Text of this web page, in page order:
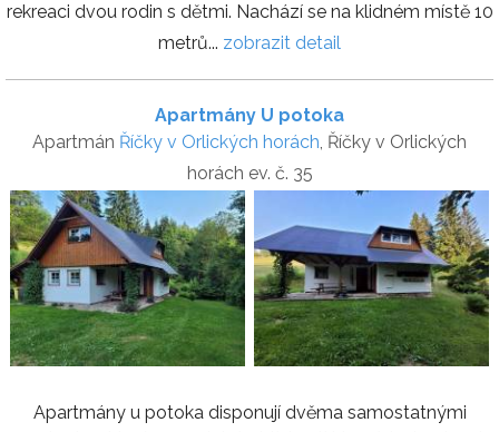
rekreaci dvou rodin s dětmi. Nachází se na klidném místě 10
metrů... zobrazit detail
Apartmány U potoka
Apartmán Říčky v Orlických horách, Říčky v Orlických
horách ev. č. 35
Apartmány u potoka disponují dvěma samostatnými